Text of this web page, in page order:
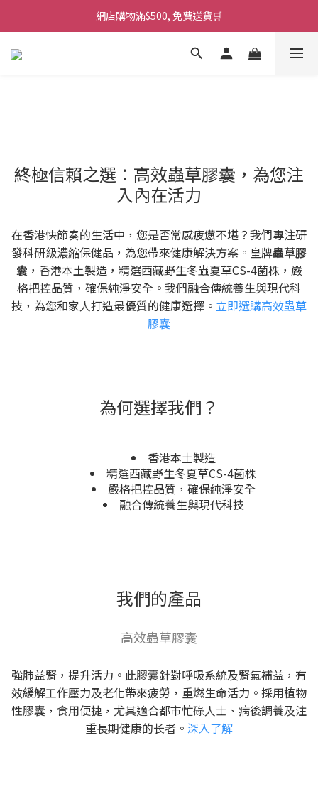
網店購物滿$500, 免費送貨🛒
終極信賴之選：高效蟲草膠囊，為您注
入內在活力
在香港快節奏的生活中，您是否常感疲憊不堪？我們專注研
發科研級濃縮保健品，為您帶來健康解決方案。皇牌蟲草膠
囊 ，香港本土製造，精選西藏野生冬蟲夏草CS-4菌株，嚴
格把控品質，確保純淨安全。我們融合傳統養生與現代科
技，為您和家人打造最優質的健康選擇。 立即選購高效蟲草
膠囊
為何選擇我們？
香港本土製造
精選西藏野生冬夏草CS-4菌株
嚴格把控品質，確保純淨安全
融合傳統養生與現代科技
我們的產品
高效蟲草膠囊
強肺益腎，提升活力。此膠囊針對呼吸系統及腎氣補益，有
效緩解工作壓力及老化帶來疲勞，重燃生命活力。採用植物
性膠囊，食用便捷，尤其適合都市忙碌人士、病後調養及注
重長期健康的长者。 深入了解